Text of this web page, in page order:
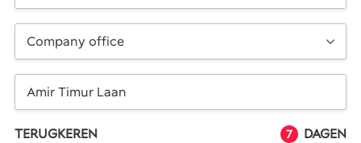
Company office
TERUGKEREN 7 DAGEN